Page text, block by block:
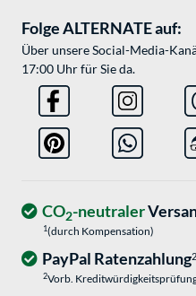
Folge ALTERNATE auf:
Über unsere Social-Media-
17:00 Uhr für Sie da.
CO2-neutraler
1(durch Kompensation)
PayPal Ratenzahlung2
2Vorb.